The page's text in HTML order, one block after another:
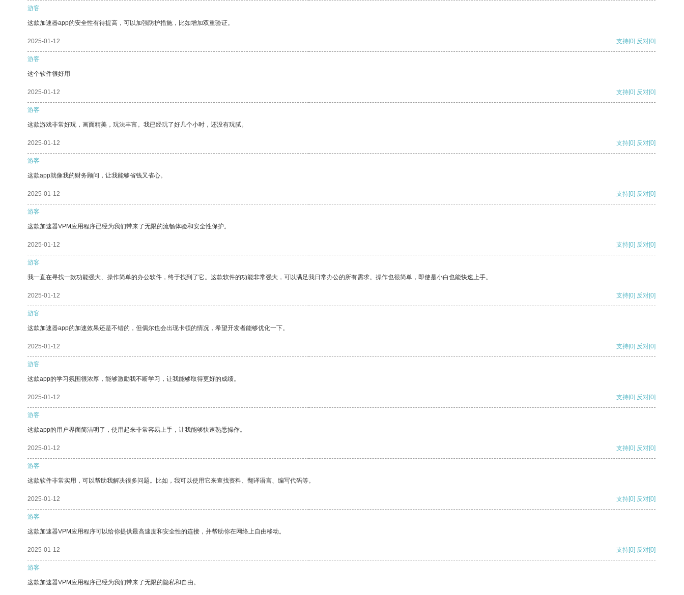
游客
这款加速器app的安全性有待提高，可以加强防护措施，比如增加双重验证。
2025-01-12 支持[0] 反对[0]
游客
这个软件很好用
2025-01-12 支持[0] 反对[0]
游客
这款游戏非常好玩，画面精美，玩法丰富。我已经玩了好几个小时，还没有玩腻。
2025-01-12 支持[0] 反对[0]
游客
这款app就像我的财务顾问，让我能够省钱又省心。
2025-01-12 支持[0] 反对[0]
游客
这款加速器VPM应用程序已经为我们带来了无限的流畅体验和安全性保护。
2025-01-12 支持[0] 反对[0]
游客
我一直在寻找一款功能强大、操作简单的办公软件，终于找到了它。这款软件的功能非常强大，可以满足我日常办公的所有需求。操作也很简单，即使是小白也能快速上手。
2025-01-12 支持[0] 反对[0]
游客
这款加速器app的加速效果还是不错的，但偶尔也会出现卡顿的情况，希望开发者能够优化一下。
2025-01-12 支持[0] 反对[0]
游客
这款app的学习氛围很浓厚，能够激励我不断学习，让我能够取得更好的成绩。
2025-01-12 支持[0] 反对[0]
游客
这款app的用户界面简洁明了，使用起来非常容易上手，让我能够快速熟悉操作。
2025-01-12 支持[0] 反对[0]
游客
这款软件非常实用，可以帮助我解决很多问题。比如，我可以使用它来查找资料、翻译语言、编写代码等。
2025-01-12 支持[0] 反对[0]
游客
这款加速器VPM应用程序可以给你提供最高速度和安全性的连接，并帮助你在网络上自由移动。
2025-01-12 支持[0] 反对[0]
游客
这款加速器VPM应用程序已经为我们带来了无限的隐私和自由。